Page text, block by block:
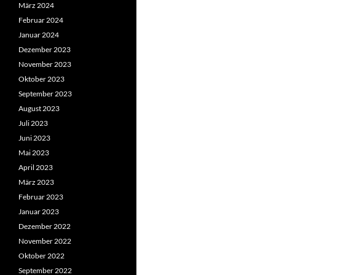
März 2024
Februar 2024
Januar 2024
Dezember 2023
November 2023
Oktober 2023
September 2023
August 2023
Juli 2023
Juni 2023
Mai 2023
April 2023
März 2023
Februar 2023
Januar 2023
Dezember 2022
November 2022
Oktober 2022
September 2022